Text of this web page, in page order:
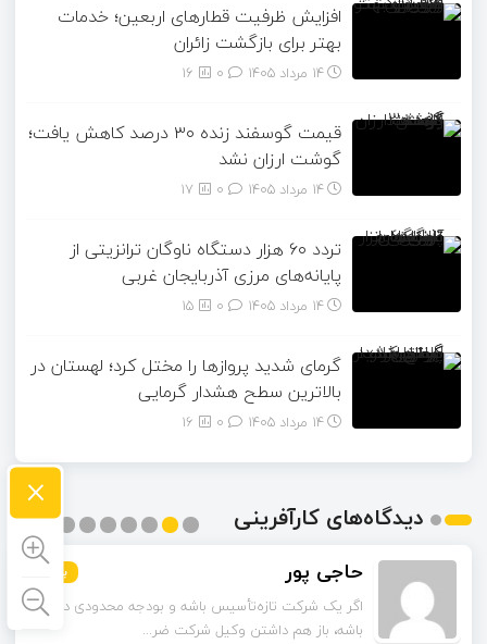
افزایش ظرفیت قطارهای اربعین؛ خدمات
بهتر برای بازگشت زائران
14 مرداد 1405 16
قیمت گوسفند زنده ۳۰ درصد کاهش یافت؛
گوشت ارزان نشد
14 مرداد 1405 17
تردد ۶۰ هزار دستگاه ناوگان ترانزیتی از
پایانه‌های مرزی آذربایجان ‌غربی
14 مرداد 1405 15
گرمای شدید پروازها را مختل کرد؛ لهستان در
بالاترین سطح هشدار گرمایی
14 مرداد 1405 16
دیدگاه‌های کارآفرینی
بیشتر حاجی پور بیشتر
اگر یک شرکت تازه‌تأسیس باشه و بودجه محدودی داشته
باشه، باز هم داشتن وکیل شرکت ضر...
بیشتر
بیشتر
بیشتر
بیشتر
بیشتر
بیشتر
بیشتر
×